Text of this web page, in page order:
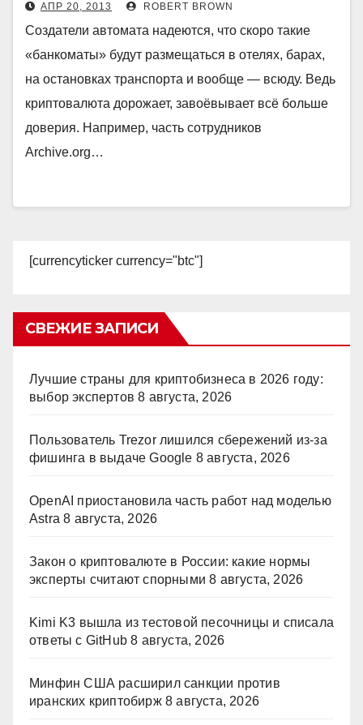
АПР 20, 2013 ROBERT BROWN
Создатели автомата надеются, что скоро такие
«банкоматы» будут размещаться в отелях, барах,
на остановках транспорта и вообще — всюду. Ведь
криптовалюта дорожает, завоёвывает всё больше
доверия. Например, часть сотрудников
Archive.org…
[currencyticker currency="btc"]
СВЕЖИЕ ЗАПИСИ
Лучшие страны для криптобизнеса в 2026 году:
выбор экспертов 8 августа, 2026
Пользователь Trezor лишился сбережений из-за
фишинга в выдаче Google 8 августа, 2026
OpenAI приостановила часть работ над моделью
Astra 8 августа, 2026
Закон о криптовалюте в России: какие нормы
эксперты считают спорными 8 августа, 2026
Kimi K3 вышла из тестовой песочницы и списала
ответы с GitHub 8 августа, 2026
Минфин США расширил санкции против
иранских криптобирж 8 августа, 2026